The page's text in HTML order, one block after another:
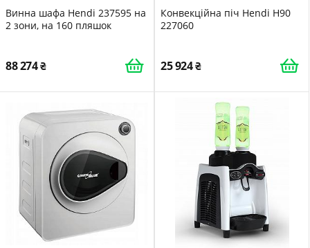
Винна шафа Hendi 237595 на
2 зони, на 160 пляшок
88 274
Конвекційна піч Hendi H90
227060
25 924